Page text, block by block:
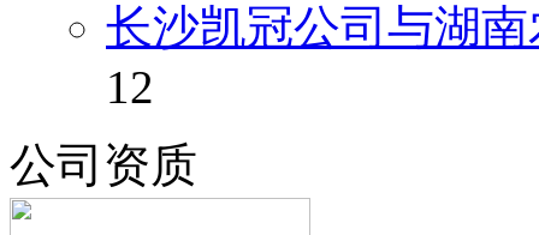
长沙凯冠公司与湖
12
公司资质